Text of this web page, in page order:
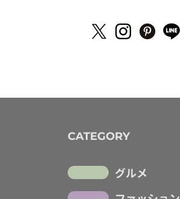
CATEGORY
グルメ